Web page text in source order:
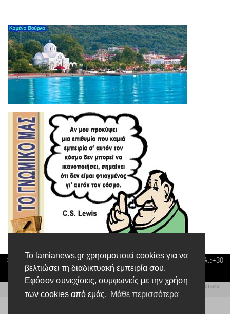
Το lamianews.gr χρησιμοποιεί cookies για να
βελτιώσει τη διαδικτυακή εμπειρία σου.
Εφόσον συνεχίσεις, συμφωνείς με την χρήση
των cookies από εμάς. Μάθε περισσότερα
© Lamia News | Διεύθυνση: Καποδιστρίου 3 ΤΚ-35132 ΛΑΜΙΑ | Τηλ.:+30
22310 24300 |news@lamianews.gr
Πολιτική απορρήτου Αίτηση Διαχείρισης Προσωπικών Δεδομένων |
Πολιτική Emails
Δημιουργία της Ιστοσελίδας byWeb Technical Team